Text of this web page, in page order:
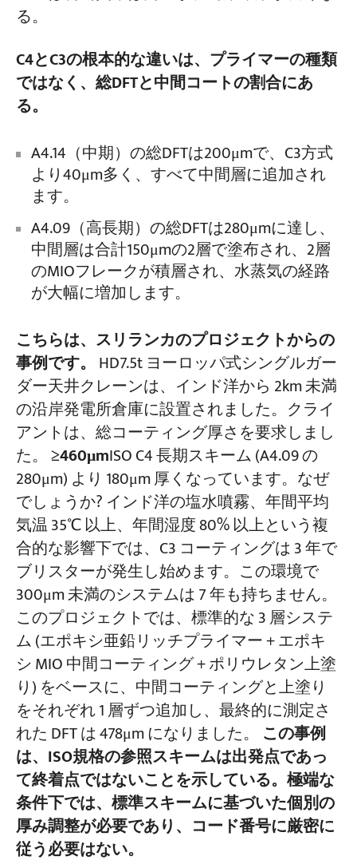
る。
C4とC3の根本的な違いは、プライマーの種類
ではなく、総DFTと中間コートの割合にあ
る。
A4.14（中期）の総DFTは200μmで、C3方式
より40μm多く、すべて中間層に追加され
ます。
A4.09（高長期）の総DFTは280μmに達し、
中間層は合計150μmの2層で塗布され、2層
のMIOフレークが積層され、水蒸気の経路
が大幅に増加します。
こちらは、スリランカのプロジェクトからの
事例です。 HD7.5t ヨーロッパ式シングルガー
ダー天井クレーンは、インド洋から 2km 未満
の沿岸発電所倉庫に設置されました。クライ
アントは、総コーティング厚さを要求しまし
た。 ≥460μmISO C4 長期スキーム (A4.09 の
280μm) より 180μm 厚くなっています。なぜ
でしょうか? インド洋の塩水噴霧、年間平均
気温 35℃ 以上、年間湿度 80% 以上という複
合的な影響下では、C3 コーティングは 3 年で
ブリスターが発生し始めます。この環境で
300μm 未満のシステムは 7 年も持ちません。
このプロジェクトでは、標準的な 3 層システ
ム (エポキシ亜鉛リッチプライマー + エポキ
シ MIO 中間コーティング + ポリウレタン上塗
り) をベースに、中間コーティングと上塗り
をそれぞれ 1 層ずつ追加し、最終的に測定さ
れた DFT は 478μm になりました。 この事例
は、ISO規格の参照スキームは出発点であっ
て終着点ではないことを示している。極端な
条件下では、標準スキームに基づいた個別の
厚み調整が必要であり、コード番号に厳密に
従う必要はない。